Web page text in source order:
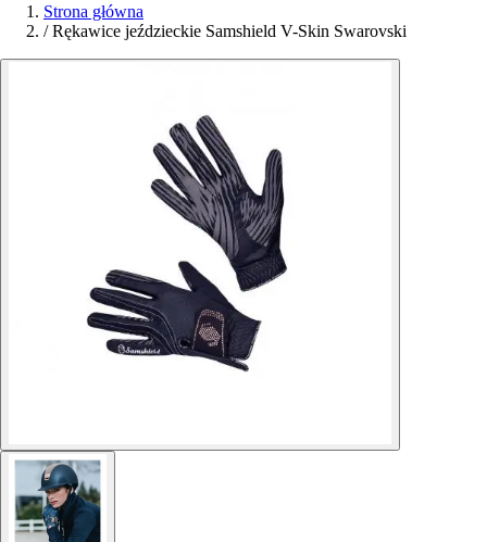
Strona główna
/ Rękawice jeździeckie Samshield V-Skin Swarovski